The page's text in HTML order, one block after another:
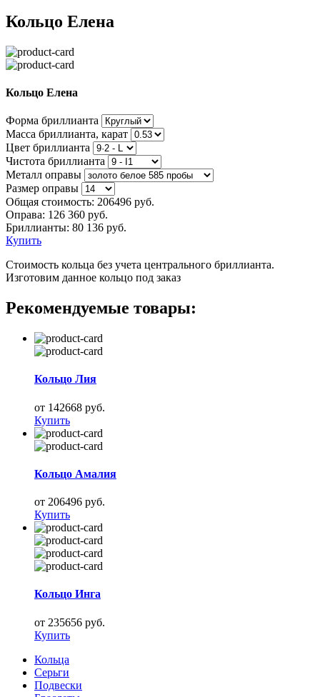
Кольцо Елена
Кольцо Елена
Форма бриллианта
Масса бриллианта, карат
Цвет бриллианта
Чистота бриллианта
Металл оправы
Размер оправы
Общая стоимость: 206496 руб.
Оправа: 126 360 руб.
Бриллианты: 80 136 руб.
Купить
Стоимость кольца без учета центрального бриллианта.
Изготовим данное кольцо под заказ
Рекомендуемые товары:
Кольцо Лия
от 142668 руб.
Купить
Кольцо Амалия
от 206496 руб.
Купить
Кольцо Инга
от 235656 руб.
Купить
Кольца
Серьги
Подвески